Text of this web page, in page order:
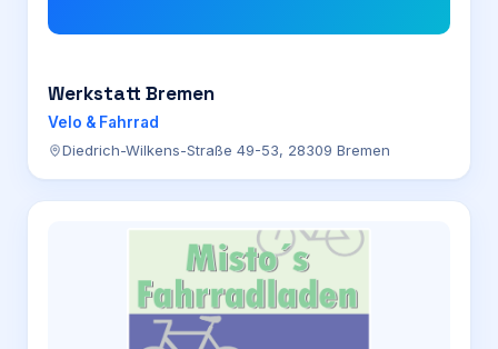
Werkstatt Bremen
Velo & Fahrrad
Diedrich-Wilkens-Straße 49-53, 28309 Bremen